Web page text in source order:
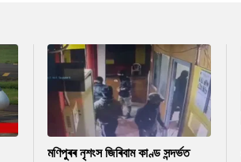
মণিপুৰৰ নৃশংস জিৰিবাম কাণ্ড সন্দৰ্ভত